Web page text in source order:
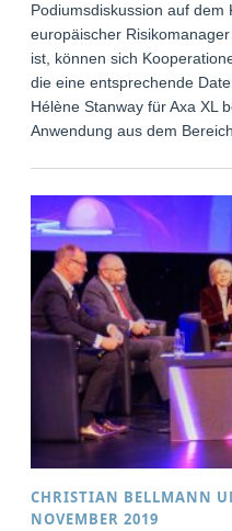
Podiumsdiskussion auf dem
europäischer
ist, können sich
die eine entsprechende
Hélène Stanway für Axa XL
Anwendung aus dem
CHRISTIAN BELLMANN
NOVEMBER 2019